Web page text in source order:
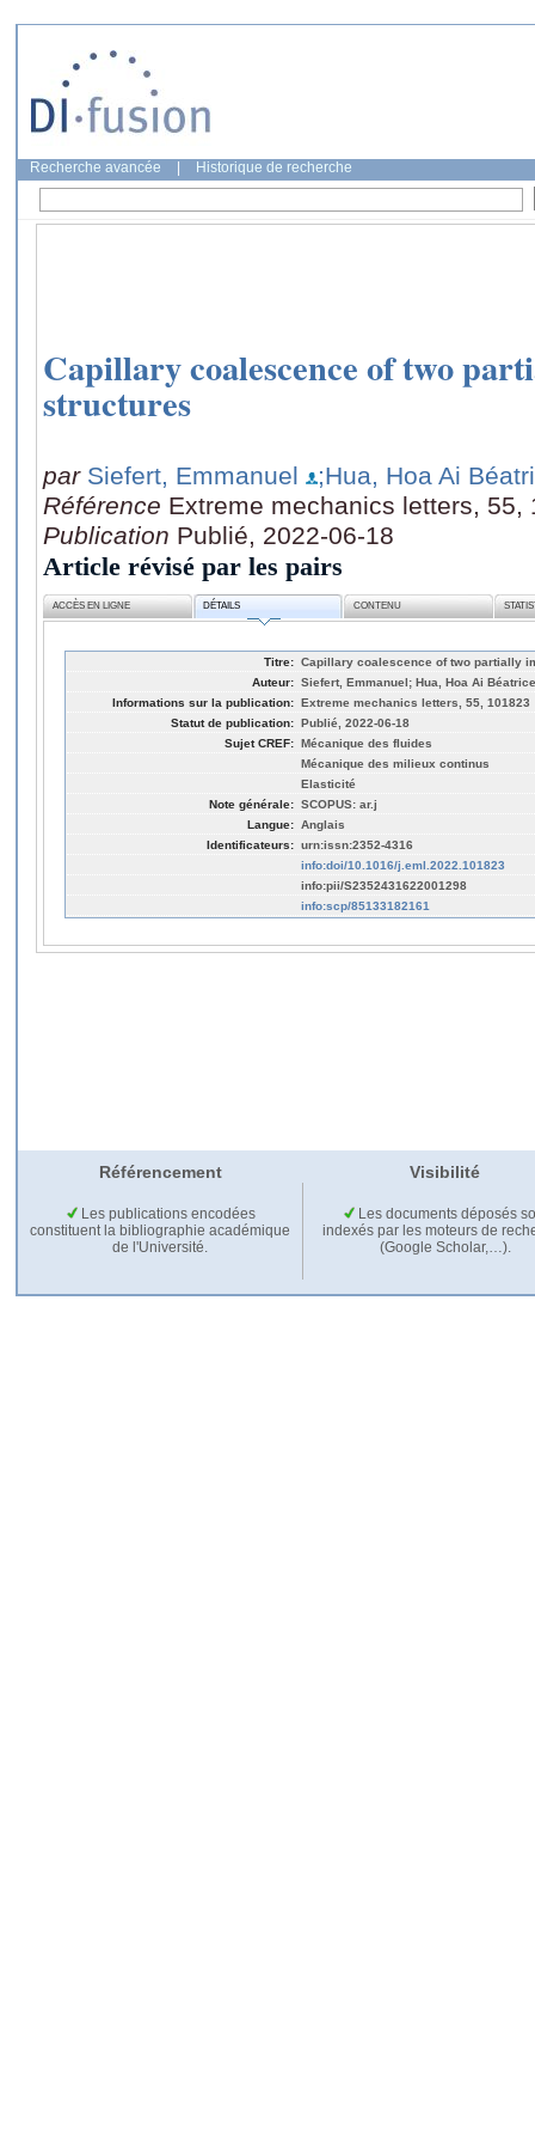
Recherche avancée Historique de recherche
Capillary coalescence of two
structures
par Siefert, Emmanuel
;Hua, Hoa Ai
Référence Extreme mechanics letters, 55,
Publication Publié, 2022-06-18
Article révisé par les pairs
ACCÈS EN LIGNE DÉTAILS CONTENU
Titre: Capillary coalescence of two partially
Auteur: Siefert, Emmanuel; Hua, Hoa Ai
Informations sur la publication: Extreme mechanics letters, 55, 101823
Statut de publication: Publié, 2022-06-18
Sujet CREF: Mécanique des fluides
Mécanique des milieux continus
Elasticité
Note générale: SCOPUS: ar.j
Langue: Anglais
Identificateurs: urn:issn:2352-4316
info:doi/10.1016/j.eml.2022.101823
info:pii/S2352431622001298
info:scp/85133182161
Référencement Visibilité
Les publications encodées
constituent la bibliographie académique
de l'Université.
Les documents déposés
indexés par les moteurs de
(Google Scholar,…).